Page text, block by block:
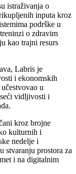
istraživanja o
inputa kroz
podrške u
o zdravim
kao trajni resurs
Labris je
i ekonomskih
u
vidljivosti i
kroz brojne
kulturnih i
nedelje i
stvaranju prostora za
i na digitalnim